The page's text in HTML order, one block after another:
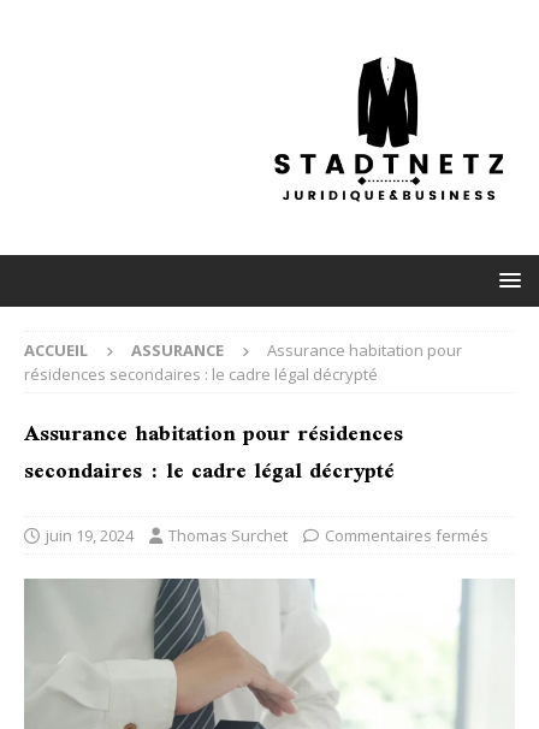
ACCUEIL ASSURANCE
Assurance habitation pour
résidences secondaires : le cadre légal décrypté
Assurance habitation pour résidences
secondaires : le cadre légal décrypté
juin 19, 2024 Thomas Surchet Commentaires fermés